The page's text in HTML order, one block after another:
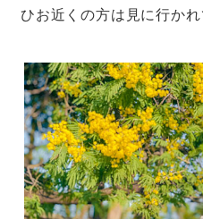
ひお近くの方は見に行か